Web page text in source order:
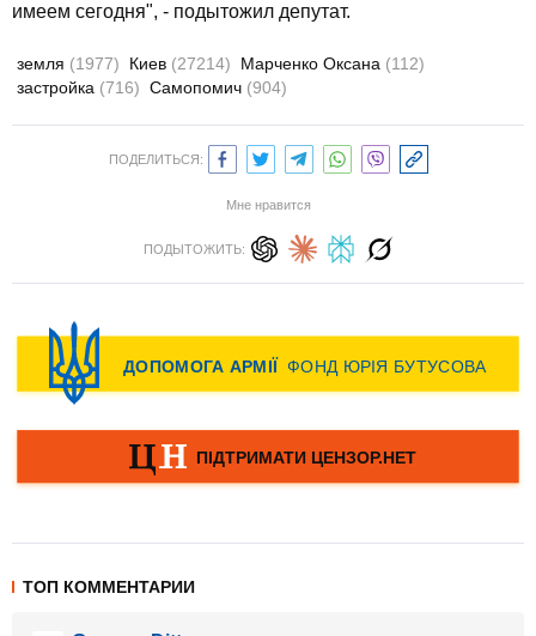
имеем сегодня", - подытожил депутат.
земля (1977) Киев (27214) Марченко Оксана (112)
застройка (716) Самопомич (904)
ПОДЕЛИТЬСЯ:
Мне нравится
ПОДЫТОЖИТЬ:
ТОП КОММЕНТАРИИ